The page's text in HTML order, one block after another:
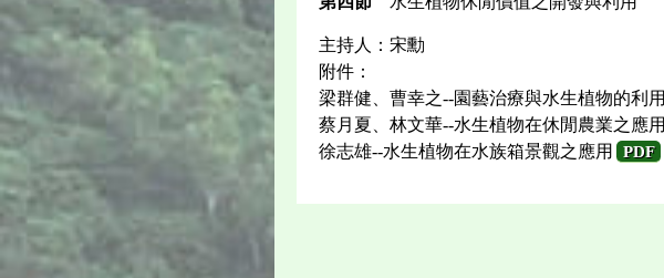
主持人：宋勳
附件：
梁群健、曹幸之--園藝治療與水生植物的利用
蔡月夏、林文華--水生植物在休閒農業之應用
徐志雄--水生植物在水族箱景觀之應用 PDF